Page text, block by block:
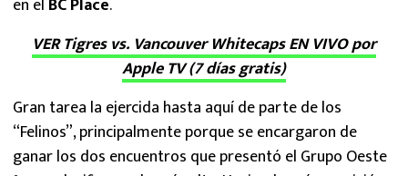
en el BC Place.
VER Tigres vs. Vancouver Whitecaps EN VIVO por
Apple TV (7 días gratis)
Gran tarea la ejercida hasta aquí de parte de los
“Felinos”, principalmente porque se encargaron de
ganar los dos encuentros que presentó el Grupo Oeste